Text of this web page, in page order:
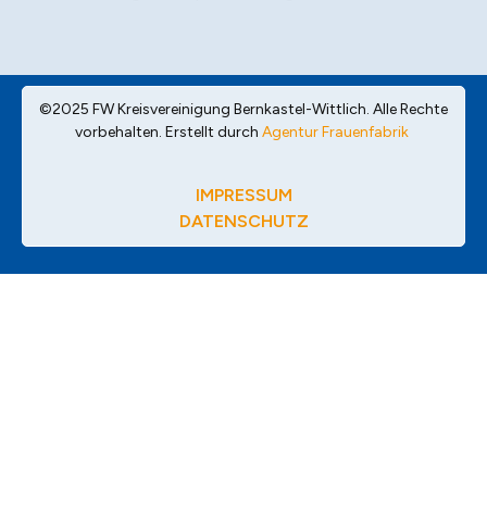
©2025 FW Kreisvereinigung Bernkastel-Wittlich. Alle Rechte
vorbehalten. Erstellt durch Agentur Frauenfabrik
IMPRESSUM
DATENSCHUTZ